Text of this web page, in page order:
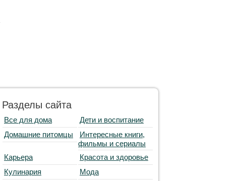
Разделы сайта
Все для дома
Дети и воспитание
Домашние питомцы
Интересные книги,
фильмы и сериалы
Карьера
Красота и здоровье
Кулинария
Мода